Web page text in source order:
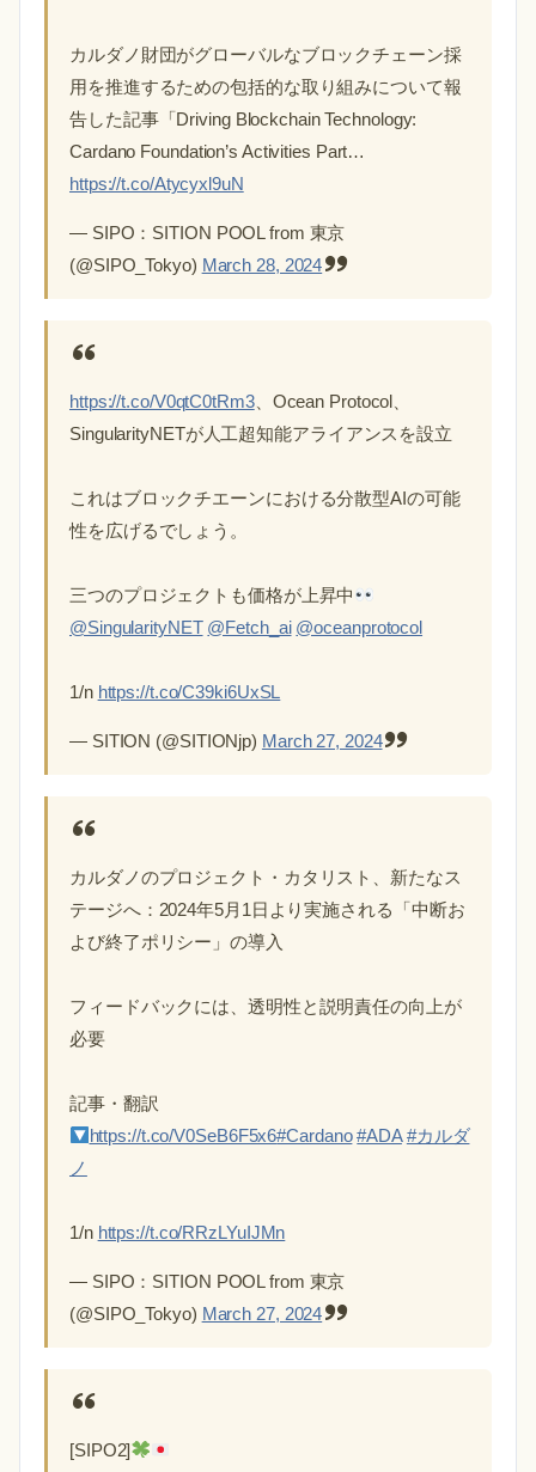
カルダノ財団がグローバルなブロックチェーン採
用を推進するための包括的な取り組みについて報
告した記事「Driving Blockchain Technology:
Cardano Foundation’s Activities Part…
https://t.co/Atycyxl9uN
— SIPO：SITION POOL from 東京
(@SIPO_Tokyo) March 28, 2024
https://t.co/V0qtC0tRm3、Ocean Protocol、
SingularityNETが人工超知能アライアンスを設立
これはブロックチエーンにおける分散型AIの可能
性を広げるでしょう。
三つのプロジェクトも価格が上昇中
@SingularityNET @Fetch_ai @oceanprotocol
1/n https://t.co/C39ki6UxSL
— SITION (@SITIONjp) March 27, 2024
カルダノのプロジェクト・カタリスト、新たなス
テージへ：2024年5月1日より実施される「中断お
よび終了ポリシー」の導入
フィードバックには、透明性と説明責任の向上が
必要
記事・翻訳
https://t.co/V0SeB6F5x6#Cardano #ADA #カルダ
ノ
1/n https://t.co/RRzLYuIJMn
— SIPO：SITION POOL from 東京
(@SIPO_Tokyo) March 27, 2024
[SIPO2]